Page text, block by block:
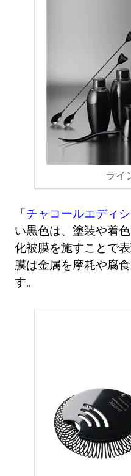
ライ
「チャコールエディ
い黒色は、塗装や着
化被膜を施すことで
膜は金属を摩耗や腐
す。